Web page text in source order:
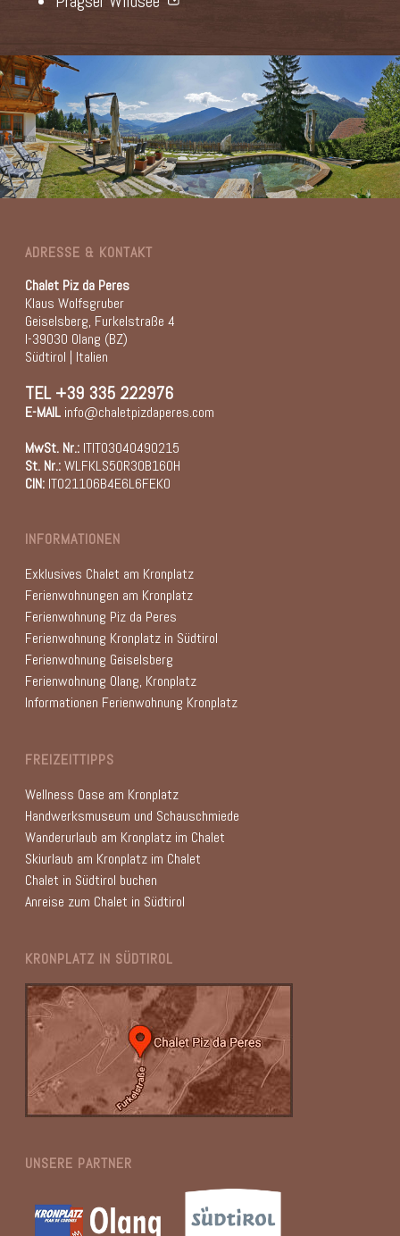
ADRESSE & KONTAKT
Chalet Piz da Peres
Klaus Wolfsgruber
Geiselsberg, Furkelstraße 4
I-39030 Olang (BZ)
Südtirol | Italien
TEL+39 335 222976
E-MAIL info@chaletpizdaperes.com
MwSt. Nr.: ITIT03040490215
St. Nr.:WLFKLS50R30B160H
CIN: IT021106B4E6L6FEKO
INFORMATIONEN
Exklusives Chalet am Kronplatz
Ferienwohnungen am Kronplatz
Ferienwohnung Piz da Peres
Ferienwohnung Kronplatz in Südtirol
Ferienwohnung Geiselsberg
Ferienwohnung Olang, Kronplatz
Informationen Ferienwohnung Kronplatz
FREIZEITTIPPS
Wellness Oase am Kronplatz
Handwerksmuseum und Schauschmiede
Wanderurlaub am Kronplatz im Chalet
Skiurlaub am Kronplatz im Chalet
Chalet in Südtirol buchen
Anreise zum Chalet in Südtirol
KRONPLATZ IN SÜDTIROL
UNSERE PARTNER